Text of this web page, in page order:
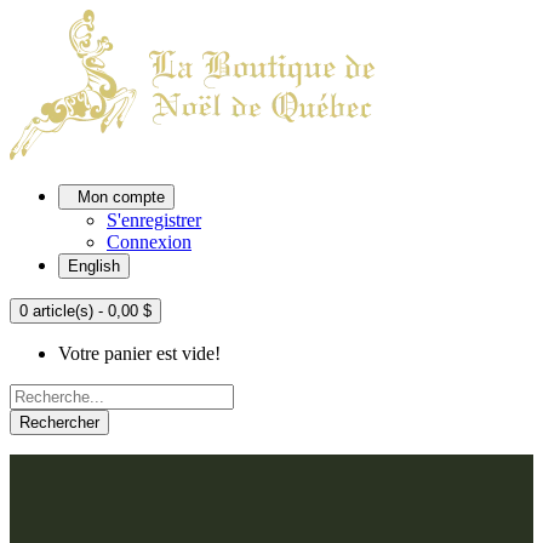
Mon compte
S'enregistrer
Connexion
English
0 article(s) - 0,00 $
Votre panier est vide!
Rechercher